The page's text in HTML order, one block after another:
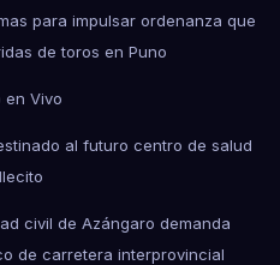
para impulsar ordenanza que
de toros en Puno
en Vivo
al futuro centro de salud
civil de Azángaro demanda
de carretera interprovincial